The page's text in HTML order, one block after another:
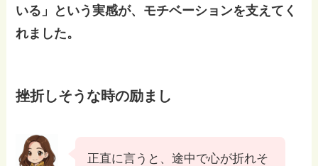
いる」という実感が、モチベーションを支えてく
れました。
挫折しそうな時の励まし
正直に言うと、途中で心が折れそ